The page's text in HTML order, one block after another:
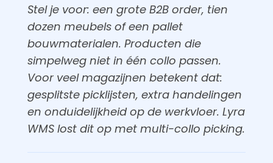
Stel je voor: een grote B2B order, tien
dozen meubels of een pallet
bouwmaterialen. Producten die
simpelweg niet in één collo passen.
Voor veel magazijnen betekent dat:
gesplitste picklijsten, extra handelingen
en onduidelijkheid op de werkvloer. Lyra
WMS lost dit op met multi-collo picking.